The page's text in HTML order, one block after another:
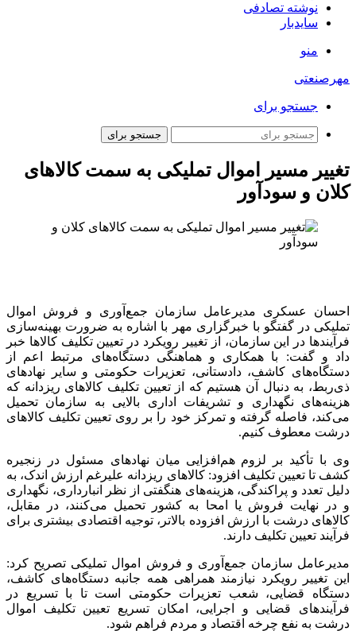
نوشته تصادفی
سایدبار
منو
مهرصنعتی
جستجو برای
جستجو برای
تغییر مسیر اموال تملیکی به سمت کالاهای
کلان و سودآور
احسان عسکری مدیرعامل سازمان جمع‌آوری و فروش اموال
تملیکی در گفتگو با خبرگزاری مهر با اشاره به ضرورت بهینه‌سازی
فرآیندها در این سازمان، از تغییر رویکرد در تعیین تکلیف کالاها خبر
داد و گفت: با همکاری و هماهنگی دستگاه‌های مرتبط اعم از
دستگاه‌های کاشف، دادستانی، تعزیرات حکومتی و سایر نهادهای
ذی‌ربط، به دنبال آن هستیم که از تعیین تکلیف کالاهای ریزدانه که
هزینه‌های نگهداری و تشریفات اداری بالایی به سازمان تحمیل
می‌کند، فاصله گرفته و تمرکز خود را بر روی تعیین تکلیف کالاهای
درشت معطوف کنیم.
وی با تأکید بر لزوم هم‌افزایی میان نهادهای مسئول در زنجیره
کشف تا تعیین تکلیف افزود: کالاهای ریزدانه علیرغم ارزش اندک، به
دلیل تعدد و پراکندگی، هزینه‌های هنگفتی از نظر انبارداری، نگهداری
و در نهایت فروش یا امحا به کشور تحمیل می‌کنند، در مقابل،
کالاهای درشت با ارزش افزوده بالاتر، توجیه اقتصادی بیشتری برای
فرآیند تعیین تکلیف دارند.
مدیرعامل سازمان جمع‌آوری و فروش اموال تملیکی تصریح کرد:
این تغییر رویکرد نیازمند همراهی همه جانبه دستگاه‌های کاشف،
دستگاه‌ قضایی، شعب تعزیرات حکومتی است تا با تسریع در
فرآیندهای قضایی و اجرایی، امکان تسریع تعیین تکلیف اموال
درشت به نفع چرخه اقتصاد و مردم فراهم شود.